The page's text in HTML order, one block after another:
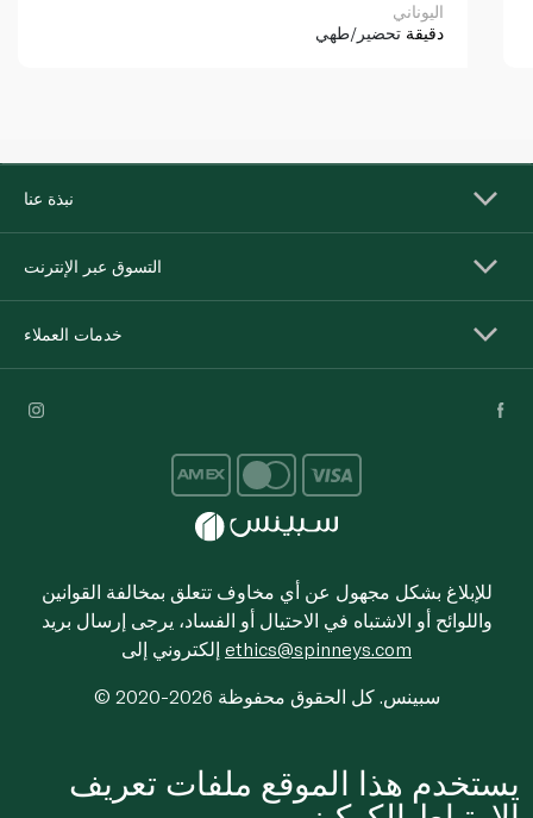
اليوناني
دقيقة تحضير/طهي
نبذة عنا
التسوق عبر الإنترنت
خدمات العملاء
للإبلاغ بشكل مجهول عن أي مخاوف تتعلق بمخالفة القوانين
واللوائح أو الاشتباه في الاحتيال أو الفساد، يرجى إرسال بريد
ethics@spinneys.com
© 2020-2026 سبينس. كل الحقوق محفوظة
يستخدم هذا الموقع ملفات تعريف